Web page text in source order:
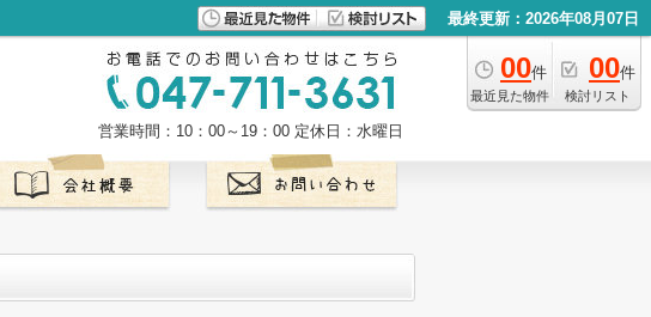
最終更新：2026年08月07日
00件
最近見た物件
00件
検討リスト
営業時間：10：00～19：00 定休日：水曜日